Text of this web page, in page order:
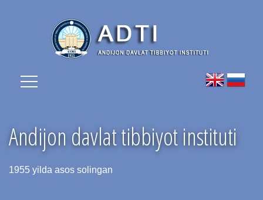
Andijon davlat tibbiyot instituti
1955 yilda asos solingan